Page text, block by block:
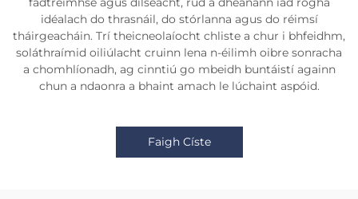
idéalach do thrasnáil, do stórlanna agus do réimsí
tháirgeacháin. Trí theicneolaíocht chliste a chur i bhfeidhm,
soláthraímid oiliúlacht cruinn lena n-éilimh oibre sonracha
a chomhlíonadh, ag cinntiú go mbeidh buntáistí againn
chun a ndaonra a bhaint amach le lúchaint aspóid.
Faigh Císte